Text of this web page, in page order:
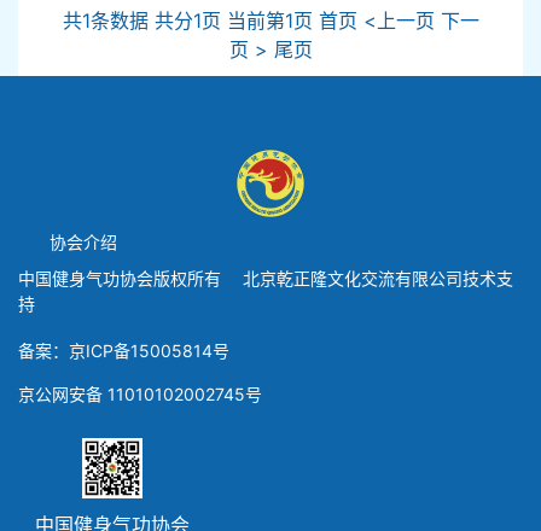
共1条数据 共分1页 当前第1页 首页 <上一页 下一
页 > 尾页
协会介绍
中国健身气功协会版权所有 北京乾正隆文化交流有限公司技术支
持
备案：京ICP备15005814号
京公网安备 11010102002745号
中国健身气功协会